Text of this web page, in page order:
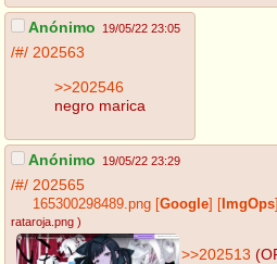
Anónimo 19/05/22 23:05
/#/ 202563
>>202546
negro marica
Anónimo 19/05/22 23:29
/#/ 202565
165300298489.png Google ImgOps
rataroja.png )
>>202513